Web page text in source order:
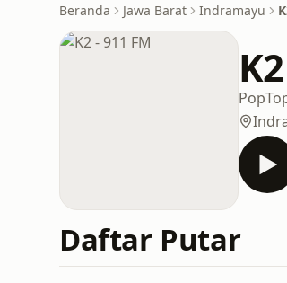
Beranda Jawa Barat Indramayu
Pop
Daftar Putar